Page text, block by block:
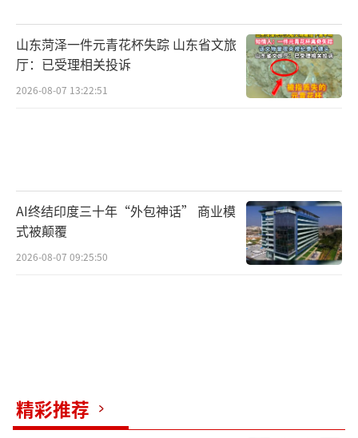
山东菏泽一件元青花杯失踪 山东省文旅
厅：已受理相关投诉
2026-08-07 13:22:51
AI终结印度三十年“外包神话” 商业模
式被颠覆
2026-08-07 09:25:50
精彩推荐